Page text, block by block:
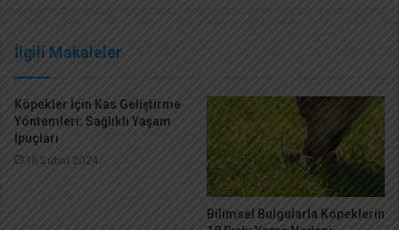
İlgili Makaleler
Köpekler İçin Kas Geliştirme
Yöntemleri: Sağlıklı Yaşam
İpuçları
16 Şubat 2024
Bilimsel Bulgularla Köpeklerin